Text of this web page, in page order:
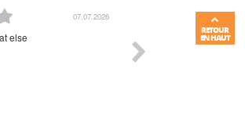
07.07.2026
else
RETOUR
EN HAUT